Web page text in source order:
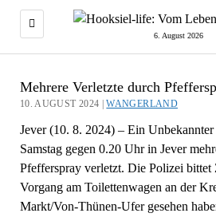
6. August 2026
Mehrere Verletzte durch
10. AUGUST 2024 |WANGERLAND
Jever (10. 8. 2024) – Ein
Samstag gegen 0.20 Uhr in Jever
Pfefferspray verletzt. Die Polizei bittet
Vorgang am Toilettenwagen an der
Markt/Von-Thünen-Ufer gesehen